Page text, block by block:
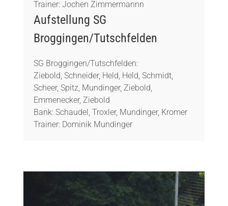
Trainer: Jochen Zimmermannn
Aufstellung SG
Broggingen/Tutschfelden
SG Broggingen/Tutschfelden:
Ziebold, Schneider, Held, Held, Schmidt,
Scheer, Spitz, Mundinger, Ziebold,
Emmenecker, Ziebold
Bank: Schaudel, Troxler, Mundinger, Kromer
Trainer: Dominik Mundinger